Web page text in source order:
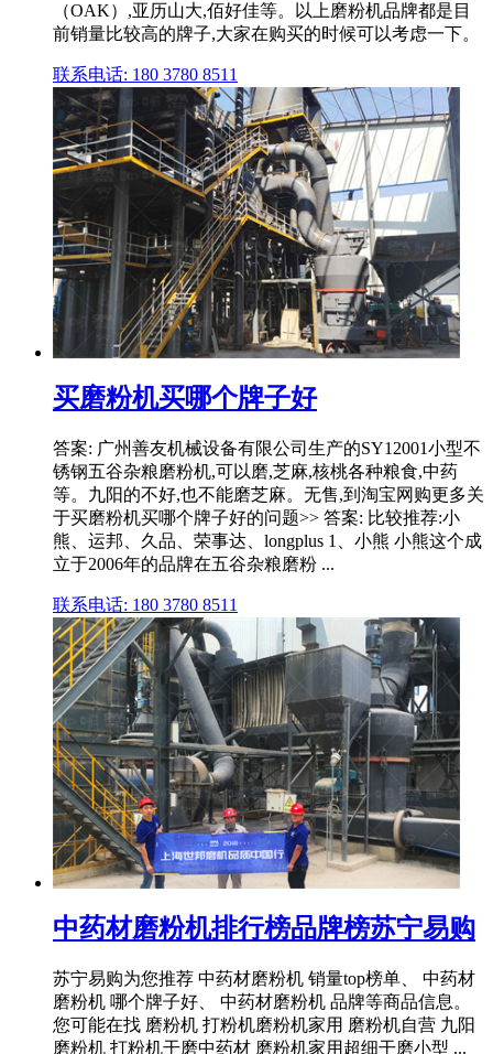
（OAK）,亚历山大,佰好佳等。以上磨粉机品牌都是目
前销量比较高的牌子,大家在购买的时候可以考虑一下。
联系电话: 180 3780 8511
买磨粉机买哪个牌子好
答案: 广州善友机械设备有限公司生产的SY12001小型不
锈钢五谷杂粮磨粉机,可以磨,芝麻,核桃各种粮食,中药
等。九阳的不好,也不能磨芝麻。无售,到淘宝网购更多关
于买磨粉机买哪个牌子好的问题>> 答案: 比较推荐:小
熊、运邦、久品、荣事达、longplus 1、小熊 小熊这个成
立于2006年的品牌在五谷杂粮磨粉 ...
联系电话: 180 3780 8511
中药材磨粉机排行榜品牌榜苏宁易购
苏宁易购为您推荐 中药材磨粉机 销量top榜单、 中药材
磨粉机 哪个牌子好、 中药材磨粉机 品牌等商品信息。
您可能在找 磨粉机 打粉机磨粉机家用 磨粉机自营 九阳
磨粉机 打粉机干磨中药材 磨粉机家用超细干磨小型 ...